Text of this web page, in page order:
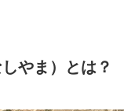
やま）とは？